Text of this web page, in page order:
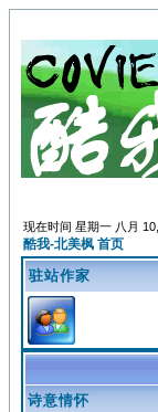
现在时间 星期一 八月
酷我-北美枫 首页
驻站作家
诗意情怀